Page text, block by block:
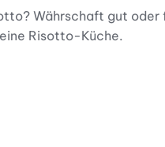
Währschaft gut
Risotto-Küche.